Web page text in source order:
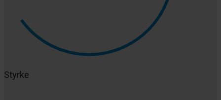
Styrke